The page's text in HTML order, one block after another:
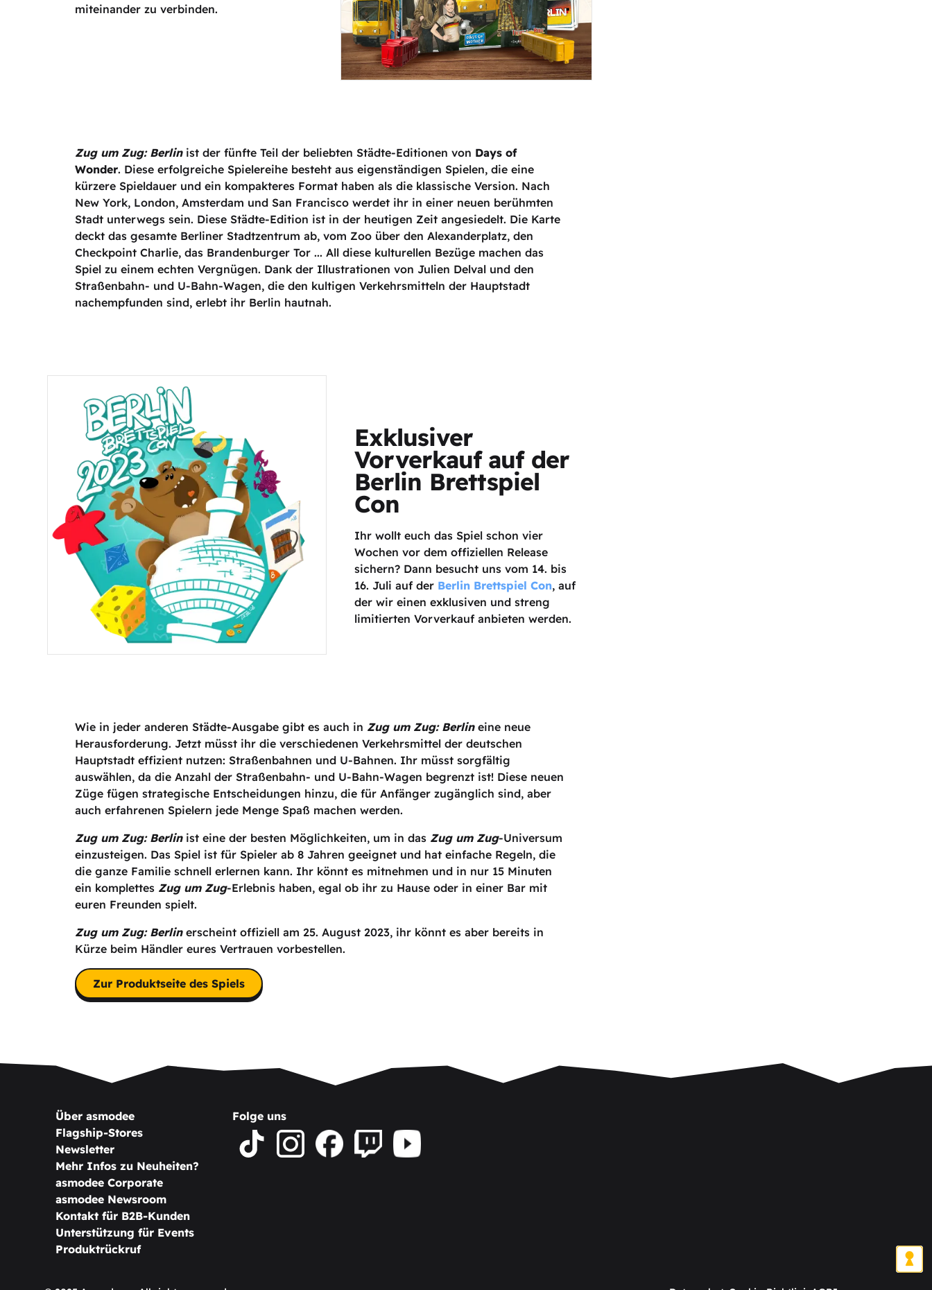
miteinander zu verbinden.
Zug um Zug: Berlinist der fünfte Teil der beliebten Städte-Editionen von Days of
Wonder. Diese erfolgreiche Spielereihe besteht aus eigenständigen Spielen, die eine
kürzere Spieldauer und ein kompakteres Format haben als die klassische Version. Nach
New York, London, Amsterdam und San Francisco werdet ihr in einer neuen berühmten
Stadt unterwegs sein. Diese Städte-Edition ist in der heutigen Zeit angesiedelt. Die Karte
deckt das gesamte Berliner Stadtzentrum ab, vom Zoo über den Alexanderplatz, den
Checkpoint Charlie, das Brandenburger Tor ... All diese kulturellen Bezüge machen das
Spiel zu einem echten Vergnügen. Dank der Illustrationen von Julien Delval und den
Straßenbahn- und U-Bahn-Wagen, die den kultigen Verkehrsmitteln der Hauptstadt
nachempfunden sind, erlebt ihr Berlin hautnah.
Exklusiver
Vorverkauf auf der
Berlin Brettspiel
Con
Ihr wollt euch das Spiel schon vier
Wochen vor dem offiziellen Release
sichern? Dann besucht uns vom 14. bis
16. Juli auf der Berlin Brettspiel Con, auf
der wir einen exklusiven und streng
limitierten Vorverkauf anbieten werden.
Wie in jeder anderen Städte-Ausgabe gibt es auch in Zug um Zug: Berlineine neue
Herausforderung. Jetzt müsst ihr die verschiedenen Verkehrsmittel der deutschen
Hauptstadt effizient nutzen: Straßenbahnen und U-Bahnen. Ihr müsst sorgfältig
auswählen, da die Anzahl der Straßenbahn- und U-Bahn-Wagen begrenzt ist! Diese neuen
Züge fügen strategische Entscheidungen hinzu, die für Anfänger zugänglich sind, aber
auch erfahrenen Spielern jede Menge Spaß machen werden.
Zug um Zug: Berlinist eine der besten Möglichkeiten, um in das Zug um Zug-Universum
einzusteigen. Das Spiel ist für Spieler ab 8 Jahren geeignet und hat einfache Regeln, die
die ganze Familie schnell erlernen kann. Ihr könnt es mitnehmen und in nur 15 Minuten
ein komplettes Zug um Zug-Erlebnis haben, egal ob ihr zu Hause oder in einer Bar mit
euren Freunden spielt.
Zug um Zug: Berlinerscheint offiziell am 25. August 2023, ihr könnt es aber bereits in
Kürze beim Händler eures Vertrauen vorbestellen.
Zur Produktseite des Spiels
Über asmodee
Flagship-Stores
Newsletter
Mehr Infos zu Neuheiten?
asmodee Corporate
asmodee Newsroom
Kontakt für B2B-Kunden
Unterstützung für Events
Produktrückruf
Folge uns